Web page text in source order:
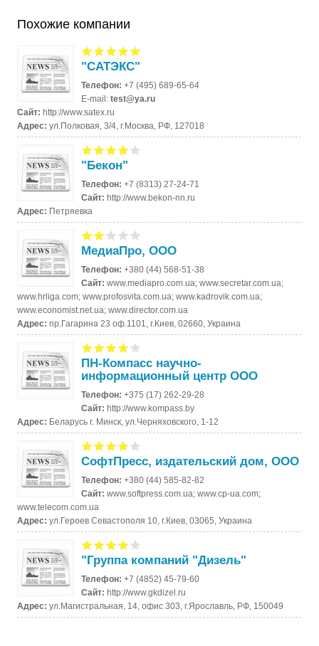
Похожие компании
"САТЭКС"
Телефон:+7 (495) 689-65-64
E-mail:test@ya.ru
Сайт:http://www.satex.ru
Адрес:ул.Полковая, 3/4, г.Москва, РФ, 127018
"Бекон"
Телефон:+7 (8313) 27-24-71
Сайт:http://www.bekon-nn.ru
Адрес: Петряевка
МедиаПро, ООО
Телефон:+380 (44) 568-51-38
Сайт:www.mediapro.com.ua; www.secretar.com.ua;
www.hrliga.com; www.profosvita.com.ua; www.kadrovik.com.ua;
www.economist.net.ua; www.director.com.ua
Адрес:пр.Гагарина 23 оф.1101, г.Киев, 02660, Украина
ПН-Компасс научно-
информационный центр ООО
Телефон:+375 (17) 262-29-28
Сайт:http://www.kompass.by
Адрес: Беларусь г. Минск, ул.Черняховского, 1-12
СофтПресс, издательский дом, ООО
Телефон:+380 (44) 585-82-82
Сайт:www.softpress.com.ua; www.cp-ua.com;
www.telecom.com.ua
Адрес:ул.Героев Севастополя 10, г.Киев, 03065, Украина
"Группа компаний "Дизель"
Телефон:+7 (4852) 45-79-60
Сайт:http://www.gkdizel.ru
Адрес:ул.Магистральная, 14, офис 303, г.Ярославль, РФ, 150049